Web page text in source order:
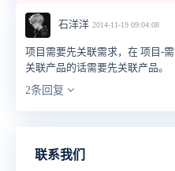
石洋洋 2014-11-19 09:04:08
项目需要先关联需求，在 项目-
关联产品的话需要先关联产品。
2条回复
联系我们